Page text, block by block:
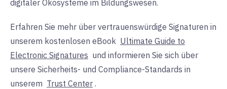
digitaler Ökosysteme im Bildungswesen.
Erfahren Sie mehr über vertrauenswürdige Signaturen in
unserem kostenlosen eBook Ultimate Guide to
Electronic Signatures und informieren Sie sich über
unsere Sicherheits- und Compliance-Standards in
unserem Trust Center .